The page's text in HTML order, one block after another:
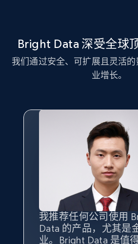
2.1K+ 375+
Amazon products by seller URL
Title, Seller name, Brand,
price, Currency, Availability,
375+
Amazon products global
products from Brands URLs
Bright Data 深受全球
我们通过安全、可扩展且灵活
业增长。
我推荐任何公司使用
Data 的产品，尤其是
业。Bright Data 是值
最重要的是拥有质量
最多的数据，而这正是
Data 和 tgndata 发挥